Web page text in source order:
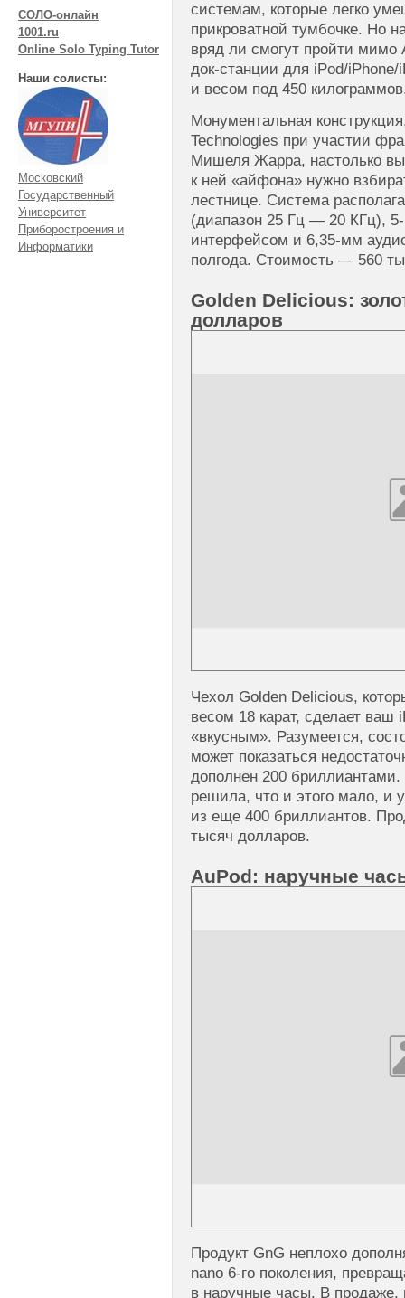
СОЛО-онлайн
1001.ru
Online Solo Typing Tutor
Наши солисты:
Московский
Государственный
Университет
Приборостроения и
Информатики
системам, которые легко
прикроватной тумбочке. Но
вряд ли смогут пройти мимо
док-станции для iPod/
и весом под 450
Монументальная
Technologies при участии
Мишеля Жарра, настолько
к ней «айфона» нужно
лестнице. Система
(диапазон 25 Гц — 20 КГц),
интерфейсом и 6,35-мм
полгода. Стоимость — 560
Golden Delicious:
долларов
Чехол Golden Delicious,
весом 18 карат, сделает ваш
«вкусным». Разумеется,
может показаться
дополнен 200
решила, что и этого мало, и
из еще 400 бриллиантов.
тысяч долларов.
AuPod: наручные
Продукт GnG неплохо
nano 6-го поколения,
в наручные часы. В продаже,